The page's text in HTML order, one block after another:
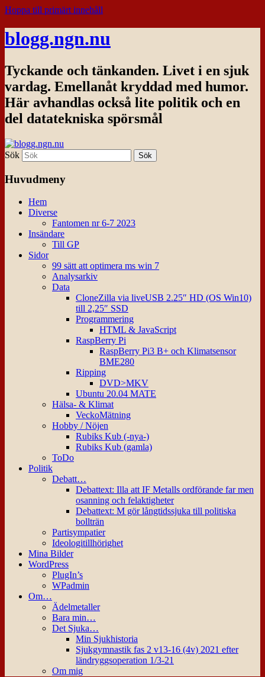
Hoppa till primärt innehåll
blogg.ngn.nu
Tyckande och tänkanden. Livet i en sjuk
vardag. Emellanåt kryddad med humor.
Här avhandlas också lite politik och en
del datatekniska spörsmål
Sök
Huvudmeny
Hem
Diverse
Fantomen nr 6-7 2023
Insändare
Till GP
Sidor
99 sätt att optimera ms win 7
Analysarkiv
Data
CloneZilla via liveUSB 2.25″ HD (OS Win10)
till 2,25″ SSD
Programmering
HTML & JavaScript
RaspBerry Pi
RaspBerry Pi3 B+ och Klimatsensor
BME280
Ripping
DVD>MKV
Ubuntu 20.04 MATE
Hälsa- & Klimat
VeckoMätning
Hobby / Nöjen
Rubiks Kub (-nya-)
Rubiks Kub (gamla)
ToDo
Politik
Debatt…
Debattext: Illa att IF Metalls ordförande far men
osanning och felaktigheter
Debattext: M gör långtidssjuka till politiska
bollträn
Partisympatier
Ideologitillhörighet
Mina Bilder
WordPress
PlugIn’s
WPadmin
Om…
Ädelmetaller
Bara min…
Det Sjuka…
Min Sjukhistoria
Sjukgymnastik fas 2 v13-16 (4v) 2021 efter
ländryggsoperation 1/3-21
Om mig